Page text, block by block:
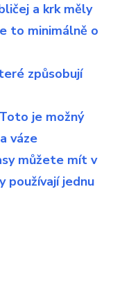
a krk měly
to minimálně o
způsobují
je možný
váze
můžete mít v
používají jednu